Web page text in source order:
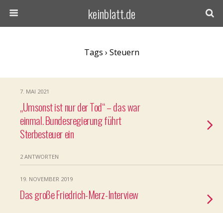
keinblatt.de
Tags › Steuern
7. MAI 2021
„Umsonst ist nur der Tod“ – das war
einmal. Bundesregierung führt
Sterbesteuer ein
2 ANTWORTEN
19. NOVEMBER 2019
Das große Friedrich-Merz-Interview